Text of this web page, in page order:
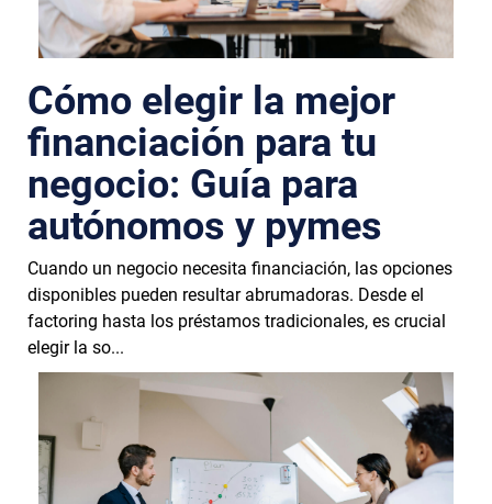
Cómo elegir la mejor
financiación para tu
negocio: Guía para
autónomos y pymes
Cuando un negocio necesita financiación, las opciones
disponibles pueden resultar abrumadoras. Desde el
factoring hasta los préstamos tradicionales, es crucial
elegir la so...